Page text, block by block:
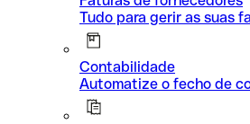
Tudo para gerir as suas
Contabilidade
Automatize o fecho de